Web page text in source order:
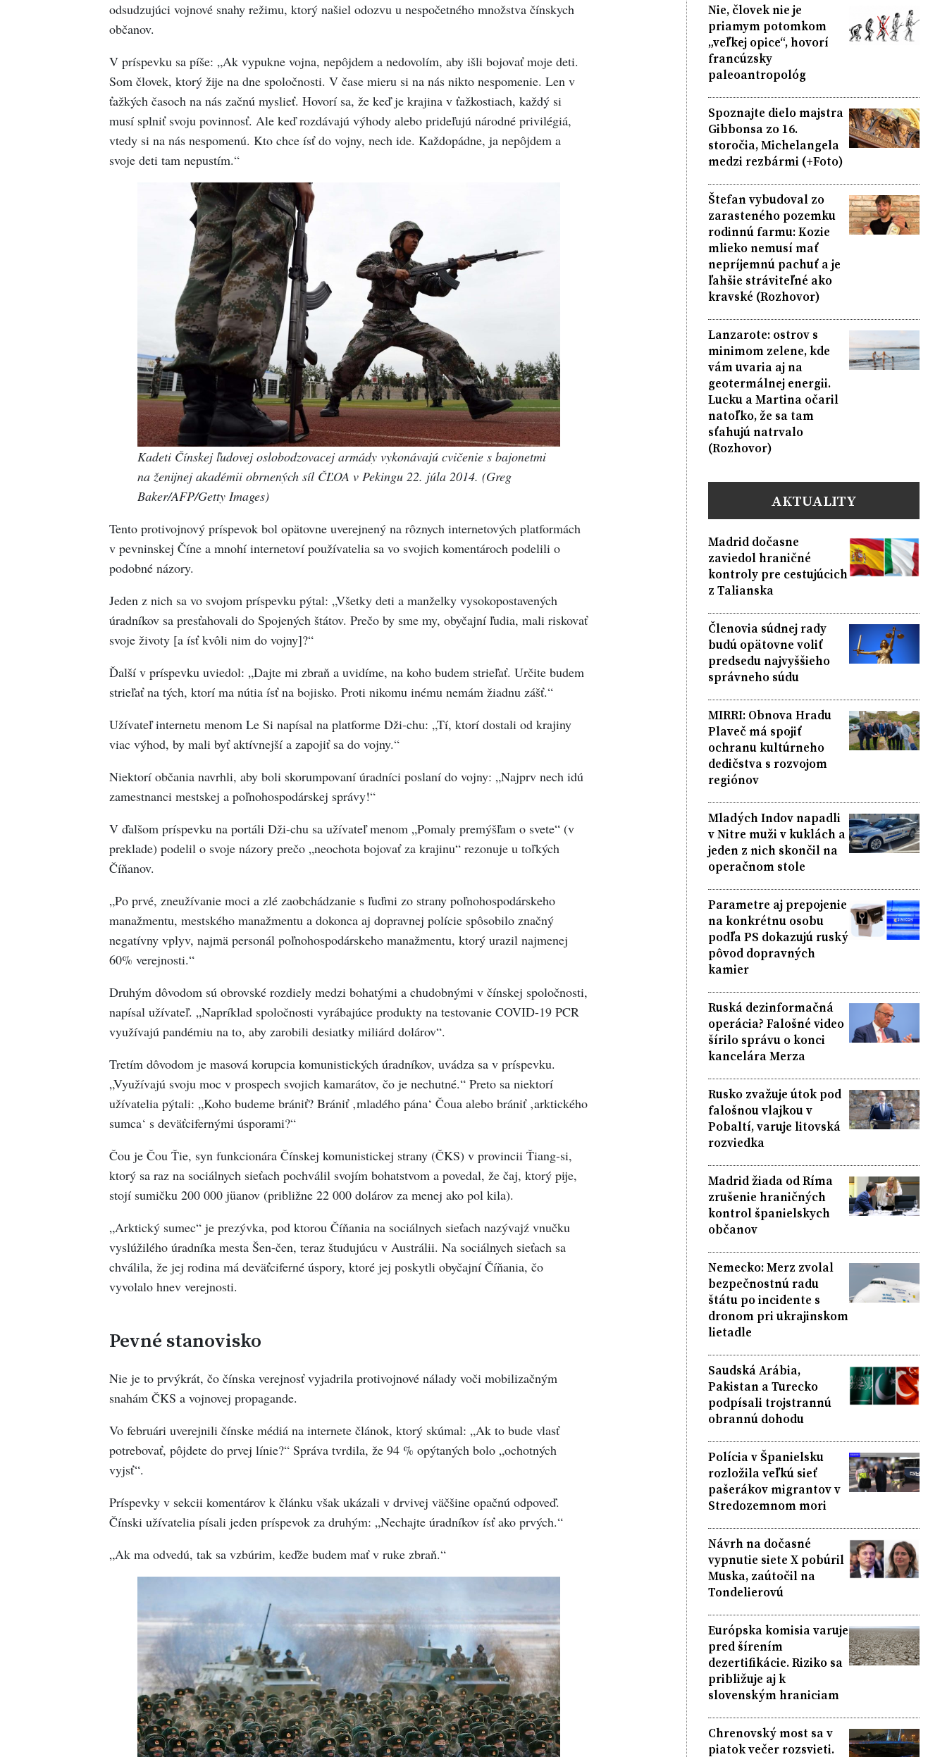
odsudzujúci vojnové snahy režimu, ktorý našiel odozvu u nespočetného množstva čínskych
občanov.
V príspevku sa píše: „Ak vypukne vojna, nepôjdem a nedovolím, aby išli bojovať moje deti.
Som človek, ktorý žije na dne spoločnosti. V čase mieru si na nás nikto nespomenie. Len v
ťažkých časoch na nás začnú myslieť. Hovorí sa, že keď je krajina v ťažkostiach, každý si
musí splniť svoju povinnosť. Ale keď rozdávajú výhody alebo prideľujú národné privilégiá,
vtedy si na nás nespomenú. Kto chce ísť do vojny, nech ide. Každopádne, ja nepôjdem a
svoje deti tam nepustím.“
Kadeti Čínskej ľudovej oslobodzovacej armády vykonávajú cvičenie s bajonetmi
na ženijnej akadémii obrnených síl ČĽOA v Pekingu 22. júla 2014. (Greg
Baker/AFP/Getty Images)
Tento protivojnový príspevok bol opätovne uverejnený na rôznych internetových platformách
v pevninskej Číne a mnohí internetoví používatelia sa vo svojich komentároch podelili o
podobné názory.
Jeden z nich sa vo svojom príspevku pýtal: „Všetky deti a manželky vysokopostavených
úradníkov sa presťahovali do Spojených štátov. Prečo by sme my, obyčajní ľudia, mali riskovať
svoje životy [a ísť kvôli nim do vojny]?“
Ďalší v príspevku uviedol: „Dajte mi zbraň a uvidíme, na koho budem strieľať. Určite budem
strieľať na tých, ktorí ma nútia ísť na bojisko. Proti nikomu inému nemám žiadnu zášť.“
Užívateľ internetu menom Le Si napísal na platforme Dži-chu: „Tí, ktorí dostali od krajiny
viac výhod, by mali byť aktívnejší a zapojiť sa do vojny.“
Niektorí občania navrhli, aby boli skorumpovaní úradníci poslaní do vojny: „Najprv nech idú
zamestnanci mestskej a poľnohospodárskej správy!“
V ďalšom príspevku na portáli Dži-chu sa užívateľ menom „Pomaly premýšľam o svete“ (v
preklade) podelil o svoje názory prečo „neochota bojovať za krajinu“ rezonuje u toľkých
Číňanov.
„Po prvé, zneužívanie moci a zlé zaobchádzanie s ľuďmi zo strany poľnohospodárskeho
manažmentu, mestského manažmentu a dokonca aj dopravnej polície spôsobilo značný
negatívny vplyv, najmä personál poľnohospodárskeho manažmentu, ktorý urazil najmenej
60% verejnosti.“
Druhým dôvodom sú obrovské rozdiely medzi bohatými a chudobnými v čínskej spoločnosti,
napísal užívateľ. „Napríklad spoločnosti vyrábajúce produkty na testovanie COVID-19 PCR
využívajú pandémiu na to, aby zarobili desiatky miliárd dolárov“.
Tretím dôvodom je masová korupcia komunistických úradníkov, uvádza sa v príspevku.
„Využívajú svoju moc v prospech svojich kamarátov, čo je nechutné.“ Preto sa niektorí
užívatelia pýtali: „Koho budeme brániť? Brániť ‚mladého pána‘ Čoua alebo brániť ‚arktického
sumca‘ s deväťcifernými úsporami?“
Čou je Čou Ťie, syn funkcionára Čínskej komunistickej strany (ČKS) v provincii Ťiang-si,
ktorý sa raz na sociálnych sieťach pochválil svojím bohatstvom a povedal, že čaj, ktorý pije,
stojí sumičku 200 000 jüanov (približne 22 000 dolárov za menej ako pol kila).
„Arktický sumec“ je prezývka, pod ktorou Číňania na sociálnych sieťach nazývajź vnučku
vyslúžilého úradníka mesta Šen-čen, teraz študujúcu v Austrálii. Na sociálnych sieťach sa
chválila, že jej rodina má deväťciferné úspory, ktoré jej poskytli obyčajní Číňania, čo
vyvolalo hnev verejnosti.
Pevné stanovisko
Nie je to prvýkrát, čo čínska verejnosť vyjadrila protivojnové nálady voči mobilizačným
snahám ČKS a vojnovej propagande.
Vo februári uverejnili čínske médiá na internete článok, ktorý skúmal: „Ak to bude vlasť
potrebovať, pôjdete do prvej línie?“ Správa tvrdila, že 94 % opýtaných bolo „ochotných
vyjsť“.
Príspevky v sekcii komentárov k článku však ukázali v drvivej väčšine opačnú odpoveď.
Čínski užívatelia písali jeden príspevok za druhým: „Nechajte úradníkov ísť ako prvých.“
„Ak ma odvedú, tak sa vzbúrim, keďže budem mať v ruke zbraň.“
Nie, človek nie je
priamym potomkom
„veľkej opice“, hovorí
francúzsky
paleoantropológ
Spoznajte dielo majstra
Gibbonsa zo 16.
storočia, Michelangela
medzi rezbármi (+Foto)
Štefan vybudoval zo
zarasteného pozemku
rodinnú farmu: Kozie
mlieko nemusí mať
nepríjemnú pachuť a je
ľahšie stráviteľné ako
kravské (Rozhovor)
Lanzarote: ostrov s
minimom zelene, kde
vám uvaria aj na
geotermálnej energii.
Lucku a Martina očaril
natoľko, že sa tam
sťahujú natrvalo
(Rozhovor)
AKTUALITY
Madrid dočasne
zaviedol hraničné
kontroly pre cestujúcich
z Talianska
Členovia súdnej rady
budú opätovne voliť
predsedu najvyššieho
správneho súdu
MIRRI: Obnova Hradu
Plaveč má spojiť
ochranu kultúrneho
dedičstva s rozvojom
regiónov
Mladých Indov napadli
v Nitre muži v kuklách a
jeden z nich skončil na
operačnom stole
Parametre aj prepojenie
na konkrétnu osobu
podľa PS dokazujú ruský
pôvod dopravných
kamier
Ruská dezinformačná
operácia? Falošné video
šírilo správu o konci
kancelára Merza
Rusko zvažuje útok pod
falošnou vlajkou v
Pobaltí, varuje litovská
rozviedka
Madrid žiada od Ríma
zrušenie hraničných
kontrol španielskych
občanov
Nemecko: Merz zvolal
bezpečnostnú radu
štátu po incidente s
dronom pri ukrajinskom
lietadle
Saudská Arábia,
Pakistan a Turecko
podpísali trojstrannú
obrannú dohodu
Polícia v Španielsku
rozložila veľkú sieť
pašerákov migrantov v
Stredozemnom mori
Návrh na dočasné
vypnutie siete X pobúril
Muska, zaútočil na
Tondelierovú
Európska komisia varuje
pred šírením
dezertifikácie. Riziko sa
približuje aj k
slovenským hraniciam
Chrenovský most sa v
piatok večer rozsvieti.